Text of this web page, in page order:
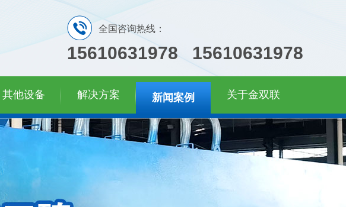
全国咨询热线：
15610631978 15610631978
其他设备 解决方案 新闻案例 关于金双联